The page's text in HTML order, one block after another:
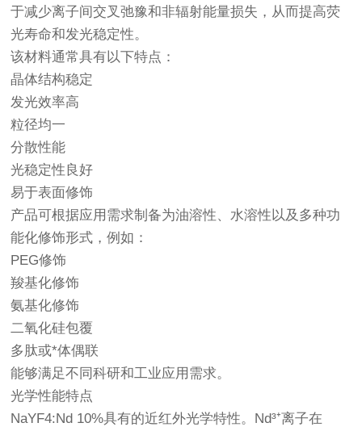
于减少离子间交叉弛豫和非辐射能量损失，从而提高荧
光寿命和发光稳定性。
该材料通常具有以下特点：
晶体结构稳定
发光效率高
粒径均一
分散性能
光稳定性良好
易于表面修饰
产品可根据应用需求制备为油溶性、水溶性以及多种功
能化修饰形式，例如：
PEG修饰
羧基化修饰
氨基化修饰
二氧化硅包覆
多肽或*体偶联
能够满足不同科研和工业应用需求。
光学性能特点
NaYF4:Nd 10%具有的近红外光学特性。Nd³⁺离子在